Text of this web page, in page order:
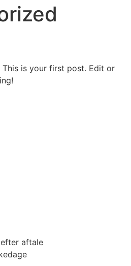
This is your first post. Edit or
aftale